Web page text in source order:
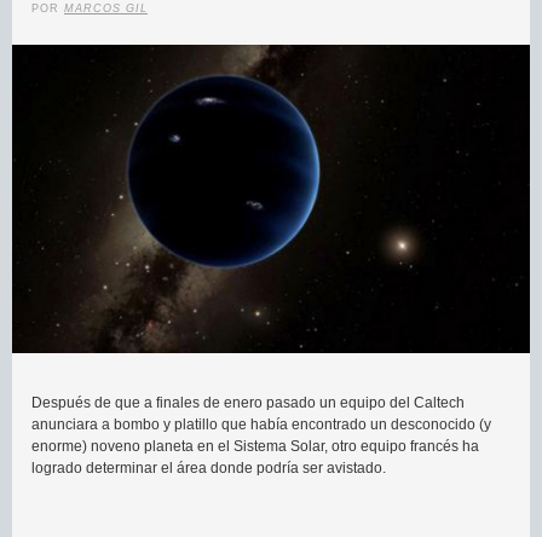
POR MARCOS GIL
Después de que a finales de enero pasado un equipo del Caltech
anunciara a bombo y platillo que había encontrado un desconocido (y
enorme) noveno planeta en el Sistema Solar, otro equipo francés ha
logrado determinar el área donde podría ser avistado.